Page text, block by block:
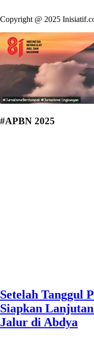
Copyright @ 2025
#APBN 2025
Setelah Tanggul
Siapkan
Jalur di Abdya